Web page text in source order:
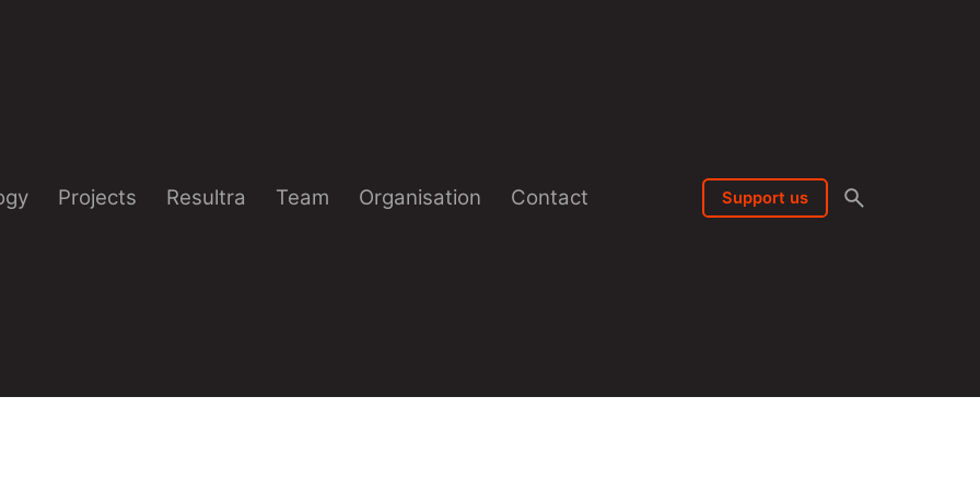
Projects Resultra Team Organisation Contact Support us